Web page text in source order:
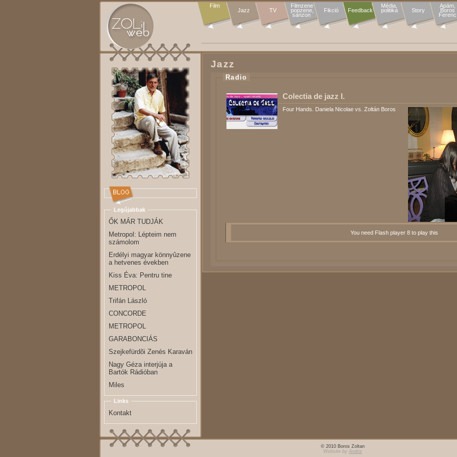
Film
Jazz TV
Filmzene
popzene,
sanzon
Fikció Feedback
Média,
politika Story
Apám,
Boros
Ferenc
Jazz
Radio
Colectia de jazz I.
Four Hands. Daniela Nicolae vs. Zoltán Boros
You need Flash player 8 to play this
Legújabbak
ŐK MÁR TUDJÁK
Metropol: Lépteim nem
számolom
Erdélyi magyar könnyûzene
a hetvenes években
Kiss Éva: Pentru tine
METROPOL
Trifán László
CONCORDE
METROPOL
GARABONCIÁS
Szejkefürdõi Zenés Karaván
Nagy Géza interjúja a
Bartók Rádióban
Miles
Links
Kontakt
© 2010 Boros Zoltan
Website by Andrix